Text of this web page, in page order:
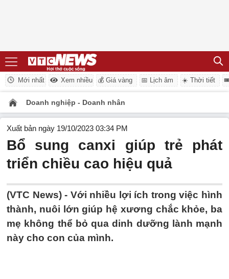
Mới nhất Xem nhiều 💰 Giá vàng 📅 Lịch âm ☀️ Thời tiết
Doanh nghiệp - Doanh nhân
Xuất bản ngày 19/10/2023 03:34 PM
Bổ sung canxi giúp trẻ phát
triển chiều cao hiệu quả
(VTC News) - Với nhiều lợi ích trong việc hình
thành, nuôi lớn giúp hệ xương chắc khỏe, ba
mẹ không thể bỏ qua dinh dưỡng lành mạnh
này cho con của mình.